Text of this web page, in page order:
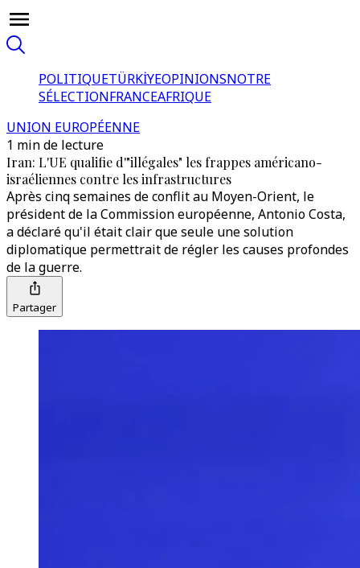
POLITIQUETÜRKİYEOPINIONSNOTRE
SÉLECTIONFRANCEAFRIQUE
UNION EUROPÉENNE
1 min de lecture
Iran: L'UE qualifie d'"illégales" les frappes américano-
israéliennes contre les infrastructures
Après cinq semaines de conflit au Moyen-Orient, le
président de la Commission européenne, Antonio Costa,
a déclaré qu'il était clair que seule une solution
diplomatique permettrait de régler les causes profondes
de la guerre.
Partager